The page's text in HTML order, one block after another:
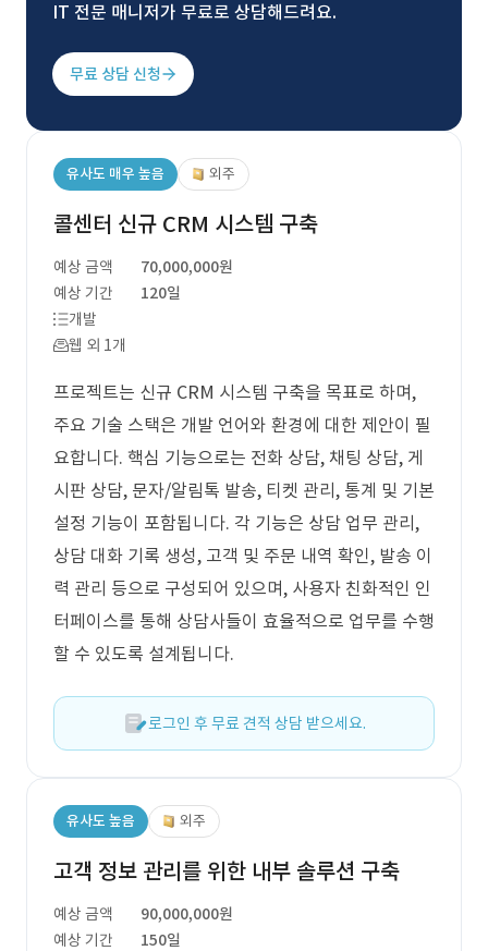
IT 전문 매니저가 무료로 상담해드려요.
무료 상담 신청
유사도 매우 높음 외주
콜센터 신규 CRM 시스템 구축
예상 금액
70,000,000원
예상 기간
120일
개발
웹 외 1개
프로젝트는 신규 CRM 시스템 구축을 목표로 하며,
주요 기술 스택은 개발 언어와 환경에 대한 제안이 필
요합니다. 핵심 기능으로는 전화 상담, 채팅 상담, 게
시판 상담, 문자/알림톡 발송, 티켓 관리, 통계 및 기본
설정 기능이 포함됩니다. 각 기능은 상담 업무 관리,
상담 대화 기록 생성, 고객 및 주문 내역 확인, 발송 이
력 관리 등으로 구성되어 있으며, 사용자 친화적인 인
터페이스를 통해 상담사들이 효율적으로 업무를 수행
할 수 있도록 설계됩니다.
로그인 후 무료 견적 상담 받으세요.
유사도 높음 외주
고객 정보 관리를 위한 내부 솔루션 구축
예상 금액
90,000,000원
예상 기간
150일